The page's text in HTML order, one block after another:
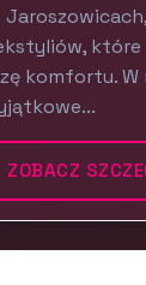
które
komfortu. W
ZOBACZ